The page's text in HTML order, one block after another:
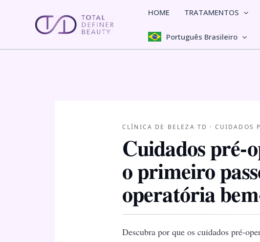
HOME TRATAMENTOS
Português Brasileiro
CLÍNICA DE BELEZA TD · CUIDADOS
Cuidados pré-
o primeiro
operatória
Descubra por que os cuidados pré-